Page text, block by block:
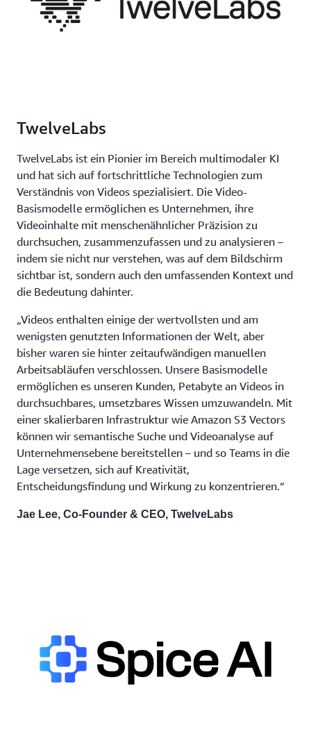
TwelveLabs
TwelveLabs ist ein Pionier im Bereich multimodaler KI
und hat sich auf fortschrittliche Technologien zum
Verständnis von Videos spezialisiert. Die Video-
Basismodelle ermöglichen es Unternehmen, ihre
Videoinhalte mit menschenähnlicher Präzision zu
durchsuchen, zusammenzufassen und zu analysieren –
indem sie nicht nur verstehen, was auf dem Bildschirm
sichtbar ist, sondern auch den umfassenden Kontext und
die Bedeutung dahinter.
„Videos enthalten einige der wertvollsten und am
wenigsten genutzten Informationen der Welt, aber
bisher waren sie hinter zeitaufwändigen manuellen
Arbeitsabläufen verschlossen. Unsere Basismodelle
ermöglichen es unseren Kunden, Petabyte an Videos in
durchsuchbares, umsetzbares Wissen umzuwandeln. Mit
einer skalierbaren Infrastruktur wie Amazon S3 Vectors
können wir semantische Suche und Videoanalyse auf
Unternehmensebene bereitstellen – und so Teams in die
Lage versetzen, sich auf Kreativität,
Entscheidungsfindung und Wirkung zu konzentrieren.“
Jae Lee, Co-Founder & CEO, TwelveLabs